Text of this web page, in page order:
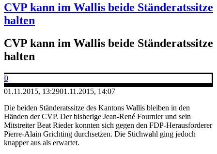
CVP kann im Wallis beide Ständeratssitze
halten
CVP kann im Wallis beide Ständeratssitze
halten
0
01.11.2015, 13:2901.11.2015, 14:07
Die beiden Ständeratssitze des Kantons Wallis bleiben in den
Händen der CVP. Der bisherige Jean-René Fournier und sein
Mitstreiter Beat Rieder konnten sich gegen den FDP-Herausforderer
Pierre-Alain Grichting durchsetzen. Die Stichwahl ging jedoch
knapper aus als erwartet.